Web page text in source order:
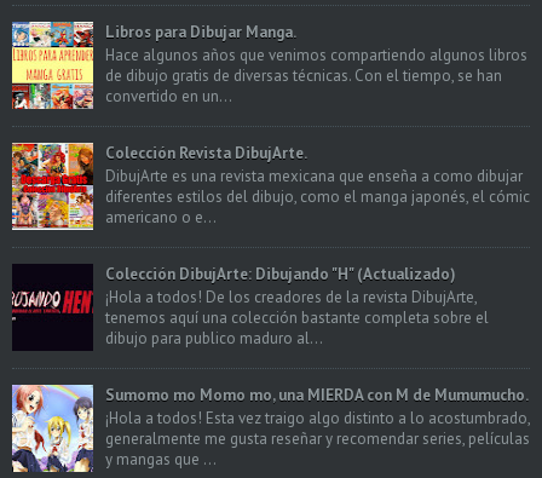
Libros para Dibujar Manga.
Hace algunos años que venimos compartiendo algunos libros
de dibujo gratis de diversas técnicas. Con el tiempo, se han
convertido en un...
Colección Revista DibujArte.
DibujArte es una revista mexicana que enseña a como dibujar
diferentes estilos del dibujo, como el manga japonés, el cómic
americano o e...
Colección DibujArte: Dibujando "H" (Actualizado)
¡Hola a todos! De los creadores de la revista DibujArte,
tenemos aquí una colección bastante completa sobre el
dibujo para publico maduro al...
Sumomo mo Momo mo, una MIERDA con M de Mumumucho.
¡Hola a todos! Esta vez traigo algo distinto a lo acostumbrado,
generalmente me gusta reseñar y recomendar series, películas
y mangas que ...